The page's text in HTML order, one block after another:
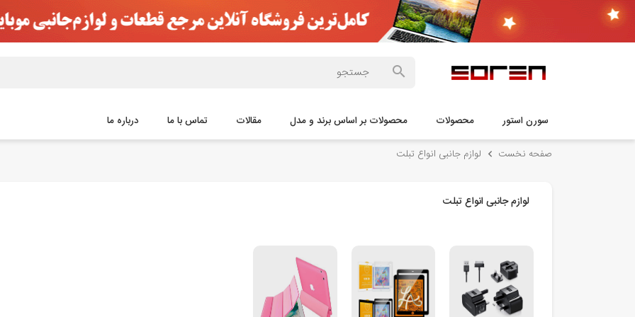
سورن استور محصولات محصولات بر اساس برند و مدل مقالات تماس با ما درباره ما
صفحه نخست لوازم جانبی انواع تبلت
لوازم جانبی انواع تبلت